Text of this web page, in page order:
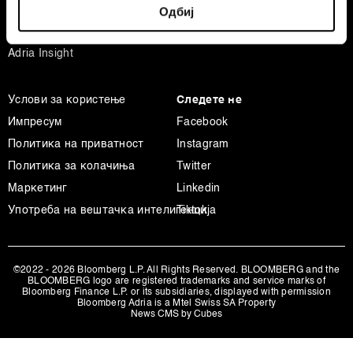
specific characteristics (fingerprinting)
Find out more about how your personal data is processed
and set your preferences in the
Заедничките ракувачи се HD-WIN ARENA SPORT
обработуваме како и за вашите права прочитајте во
нашата Политика на приватност, а за колачињата и
други слични технологии воПолитиката на
колачиња
. Колачињата во кој било момент можете
повторно да ги ажурирате со клик на „Прикажи ги
ја повлечете без негативни последици.
Одбиј
Анализа
Adria Insight
Услови за користење
Импресум
Политика на приватност
Политика за колачиња
Маркетинг
Употреба на вештачка интелигенција
Следете не
Facebook
Instagram
Twitter
Linkedin
Tiktok
©2022 - 2026 Bloomberg L.P. All Rights Reserved. BLOOMBERG and the
BLOOMBERG logo are registered trademarks and service marks of
Bloomberg Finance L.P. or its subsidiaries, displayed with permission
Bloomberg Adria is a Mtel Swiss SA Property
News CMS by Cubes